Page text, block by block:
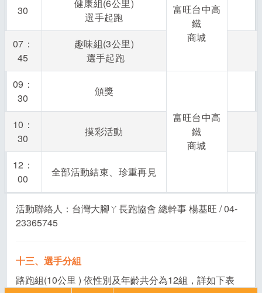
30
健康組(6公里)
選手起跑
富旺台中高
鐵
商城
07：
45
趣味組(3公里)
選手起跑
09：
30
頒獎
富旺台中高
鐵
商城
10：
30
摸彩活動
12：
00
全部活動結束、珍重再見
活動聯絡人：台灣大腳ㄚ長跑協會 總幹事 楊基旺 / 04-
23365745
十三、選手分組
路跑組(10公里 ) 依性別及年齡共分為12組，詳如下表